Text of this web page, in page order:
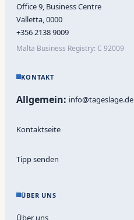
Office 9, Business Centre
Valletta, 0000
+356 2138 9009
Malta Business Registry: C 92009
KONTAKT
Allgemein: info@tageslage.de
Kontaktseite
Tipp senden
ÜBER UNS
Über uns